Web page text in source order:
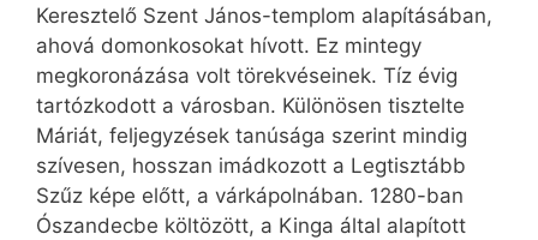
Keresztelő Szent János-templom alapításában,
ahová domonkosokat hívott. Ez mintegy
megkoronázása volt törekvéseinek. Tíz évig
tartózkodott a városban. Különösen tisztelte
Máriát, feljegyzések tanúsága szerint mindig
szívesen, hosszan imádkozott a Legtisztább
Szűz képe előtt, a várkápolnában. 1280-ban
Ószandecbe költözött, a Kinga által alapított